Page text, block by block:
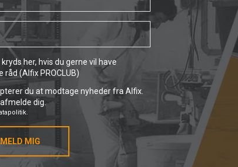
her, hvis du gerne vil have
(Alfix PROCLUB)
du at modtage nyheder fra Alfix.
dig.
MIG